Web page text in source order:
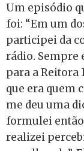
Um episódio
foi: “Em um
participei da
rádio. Sempre
para a Reitora
que era quem
me deu uma
formulei
realizei